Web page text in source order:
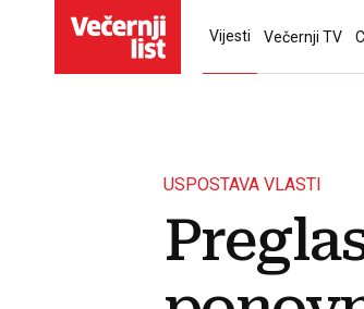
Vijesti Večernji TV
USPOSTAVA VLASTI